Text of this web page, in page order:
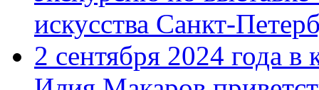
искусства Санкт-
2 сентября 2024 года